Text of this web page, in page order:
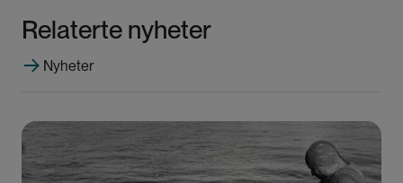
Relaterte nyheter
Nyheter
Bilde